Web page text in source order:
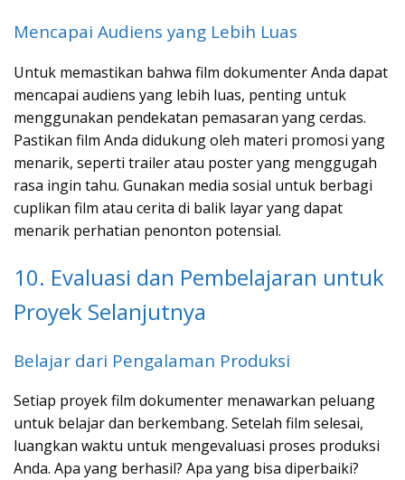
Mencapai Audiens yang Lebih Luas
Untuk memastikan bahwa film dokumenter Anda dapat
mencapai audiens yang lebih luas, penting untuk
menggunakan pendekatan pemasaran yang cerdas.
Pastikan film Anda didukung oleh materi promosi yang
menarik, seperti trailer atau poster yang menggugah
rasa ingin tahu. Gunakan media sosial untuk berbagi
cuplikan film atau cerita di balik layar yang dapat
menarik perhatian penonton potensial.
10. Evaluasi dan Pembelajaran untuk
Proyek Selanjutnya
Belajar dari Pengalaman Produksi
Setiap proyek film dokumenter menawarkan peluang
untuk belajar dan berkembang. Setelah film selesai,
luangkan waktu untuk mengevaluasi proses produksi
Anda. Apa yang berhasil? Apa yang bisa diperbaiki?